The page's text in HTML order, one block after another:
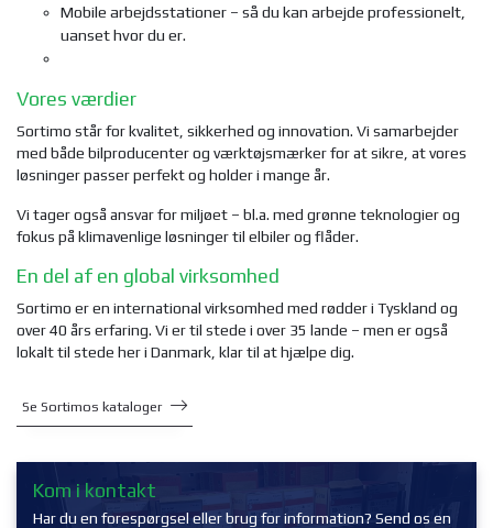
Mobile arbejdsstationer – så du kan arbejde professionelt,
uanset hvor du er.
Vores værdier
Sortimo står for kvalitet, sikkerhed og innovation. Vi samarbejder
med både bilproducenter og værktøjsmærker for at sikre, at vores
løsninger passer perfekt og holder i mange år.
Vi tager også ansvar for miljøet – bl.a. med grønne teknologier og
fokus på klimavenlige løsninger til elbiler og flåder.
En del af en global virksomhed
Sortimo er en international virksomhed med rødder i Tyskland og
over 40 års erfaring. Vi er til stede i over 35 lande – men er også
lokalt til stede her i Danmark, klar til at hjælpe dig.
Se Sortimos kataloger
Kom i kontakt
Har du en forespørgsel eller brug for information? Send os en